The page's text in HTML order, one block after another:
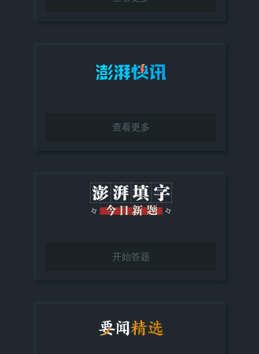
查看更多
开始答题